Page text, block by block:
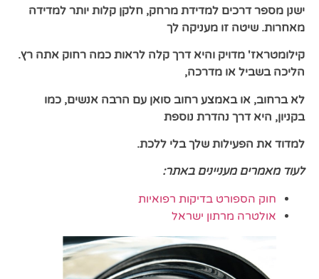
ישנן מספר דרכים למדידת מרחק, חלקן קלות יותר למדידה
מאחרות. שיטה זו מעניקה לך
קילומטראז' מדויק והיא דרך קלה לראות כמה רחוק אתה רץ.
הליכה בשביל או מדרכה,
לא ברחוב, או באמצע רחוב סואן עם הרבה אנשים, כמו
בקניון, היא דרך נהדרת נוספת
למדוד את הפעילות שלך בלי ללכת.
לעוד מאמרים מעניינים באתר:
חוק הספורט בדיקות רפואיות
אולטרה מרתון ישראל